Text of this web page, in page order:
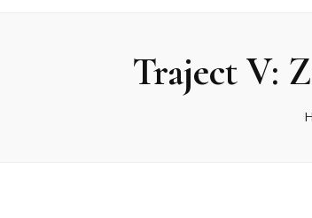
Traject V: